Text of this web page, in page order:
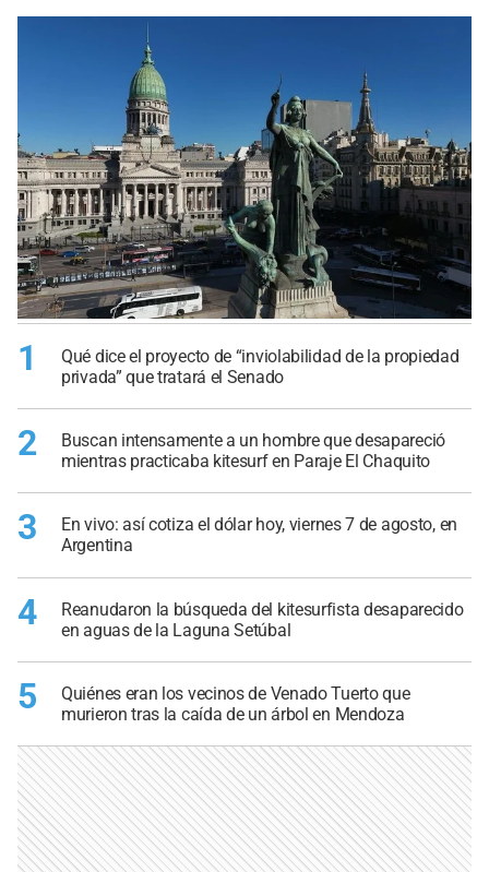
1
Qué dice el proyecto de “inviolabilidad de la propiedad
privada” que tratará el Senado
2
Buscan intensamente a un hombre que desapareció
mientras practicaba kitesurf en Paraje El Chaquito
3
En vivo: así cotiza el dólar hoy, viernes 7 de agosto, en
Argentina
4
Reanudaron la búsqueda del kitesurfista desaparecido
en aguas de la Laguna Setúbal
5
Quiénes eran los vecinos de Venado Tuerto que
murieron tras la caída de un árbol en Mendoza